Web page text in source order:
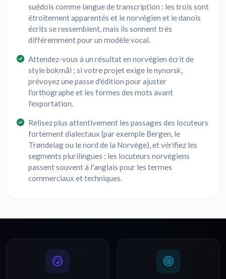
suédois comme langue de transcription : les trois sont
étroitement apparentés et le norvégien et le danois
écrits se ressemblent, mais ils sonnent très
différemment pour un modèle vocal.
Attendez-vous à un résultat en norvégien écrit de
style bokmål ; si votre projet exige le nynorsk,
prévoyez une passe d'édition pour ajuster
l'orthographe et les formes des mots avant
l'exportation.
Relisez plus attentivement les passages des locuteurs
fortement dialectaux (par exemple Bergen, le
Trøndelag ou le nord de la Norvège), et vérifiez les
segments plurilingues : les locuteurs norvégiens
passent souvent à l'anglais pour les termes
commerciaux et techniques.